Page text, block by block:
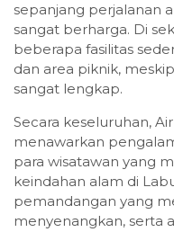
sepanjang perjalanan
sangat berharga. Di
beberapa fasilitas
dan area piknik,
sangat lengkap.
Secara keseluruhan,
menawarkan
para wisatawan yang
keindahan alam di
pemandangan yang
menyenangkan, serta